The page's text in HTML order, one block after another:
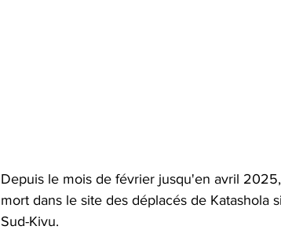
Depuis le mois de février jusqu'en avril
mort dans le site des déplacés de Katashola
Sud-Kivu.